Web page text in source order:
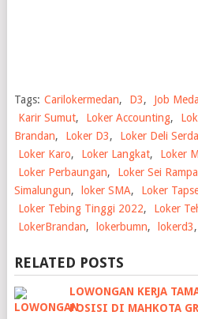
Tags: Carilokermedan, D3, Job
Karir Sumut, Loker Accounting,
Brandan, Loker D3, Loker Deli
Loker Karo, Loker Langkat, Loker
Loker Perbaungan, Loker Sei
Simalungun, loker SMA, Loker
Loker Tebing Tinggi 2022, Loker
LokerBrandan, lokerbumn, lokerd3,
RELATED POSTS
LOWONGAN KERJA
POSISI DI MAHKOTA